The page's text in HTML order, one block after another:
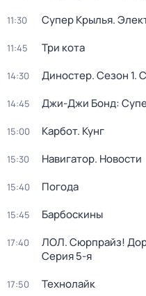
11:30 Супер Крылья.
11:45 Три кота
14:30 Диностер. Сезон 1.
14:45 Джи-Джи Бонд:
15:00 Карбот. Кунг
15:30 Навигатор. Новости
15:40 Погода
15:45 Барбоскины
17:40 ЛОЛ. Сюрпрайз!
Серия 5-я
17:50 Технолайк